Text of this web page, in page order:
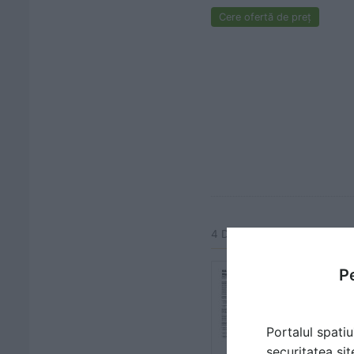
Cere ofertă de preț
4 Documentatii tehnice
Fibre
2 p | RO
Portalul